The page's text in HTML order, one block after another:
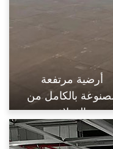
أرضية مرتفعة
بالكامل من
الفولاذ
فُولاَذ